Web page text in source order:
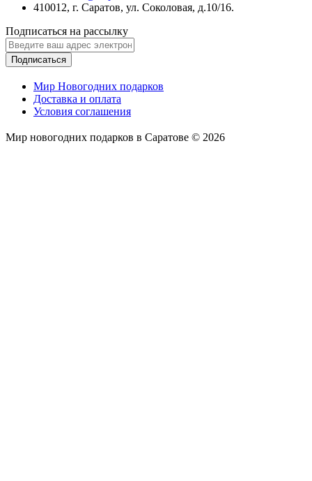
410012, г. Саратов, ул. Соколовая, д.10/16.
Подписаться на рассылку
Подписаться
Мир Новогодних подарков
Доставка и оплата
Условия соглашения
Мир новогодних подарков в Саратове © 2026